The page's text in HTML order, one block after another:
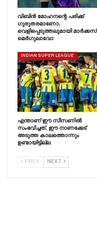
വിബിൻ മോഹനന്റെ പരിക്ക്
ഗുരുതരമാണോ,
വെളിപ്പെടുത്തലുമായി മാർക്കസ്
മെർഗുലാവോ
INDIAN SUPER LEAGUE
എന്താണ് ഈ സീസണിൽ
സംഭവിച്ചത്, ഈ നാണക്കേട്
അടുത്ത കാലത്തൊന്നും
ഉണ്ടായിട്ടില്ല
PREV NEXT